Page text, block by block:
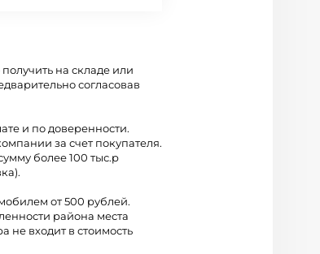
на складе или
согласовав
и по доверенности.
за счет покупателя.
более 100 тыс.р
от 500 рублей.
района места
не входит в стоимость